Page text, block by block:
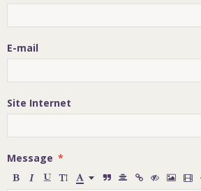
E-mail
Site Internet
Message